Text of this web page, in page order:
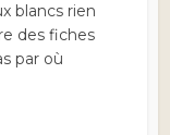
blancs rien
des fiches
par où